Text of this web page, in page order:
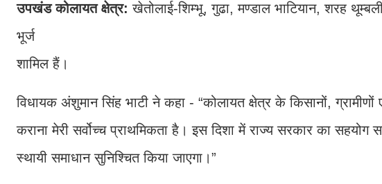
उपखंड कोलायत क्षेत्र: खेतोलाई-शिम्भू, गुढा, मण्डाल भाटियान, शरह
भूर्ज
शामिल हैं।
विधायक अंशुमान सिंह भाटी ने कहा - “कोलायत क्षेत्र के किसानों, ग्रामीणों
कराना मेरी सर्वोच्च प्राथमिकता है। इस दिशा में राज्य सरकार का
स्थायी समाधान सुनिश्चित किया जाएगा।”